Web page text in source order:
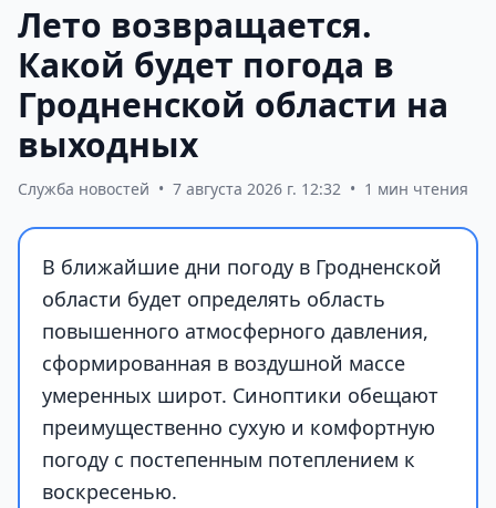
Лето возвращается.
Какой будет погода в
Гродненской области на
выходных
Служба новостей • 7 августа 2026 г. 12:32 • 1 мин чтения
В ближайшие дни погоду в Гродненской
области будет определять область
повышенного атмосферного давления,
сформированная в воздушной массе
умеренных широт. Синоптики обещают
преимущественно сухую и комфортную
погоду с постепенным потеплением к
воскресенью.